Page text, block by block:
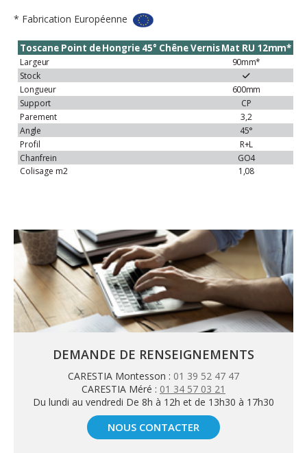
* Fabrication Européenne
Toscane Point deHongrie 45° ChêneVernisMat RU 12mm*
Largeur
90mm*
Stock
Longueur
600mm
Support
CP
Parement
3,2
Angle
45°
Profil
R+L
Chanfrein
GO4
Colisage m2 1,08
DEMANDE DE RENSEIGNEMENTS
CARESTIA Montesson : 01 39 52 47 47
CARESTIA Méré : 01 34 57 03 21
Du lundi au vendredi De 8h à 12h et de 13h30 à 17h30
NOUS CONTACTER